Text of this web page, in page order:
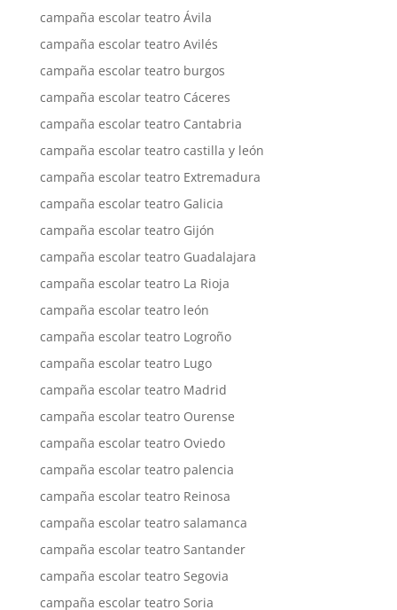
campaña escolar teatro Ávila
campaña escolar teatro Avilés
campaña escolar teatro burgos
campaña escolar teatro Cáceres
campaña escolar teatro Cantabria
campaña escolar teatro castilla y león
campaña escolar teatro Extremadura
campaña escolar teatro Galicia
campaña escolar teatro Gijón
campaña escolar teatro Guadalajara
campaña escolar teatro La Rioja
campaña escolar teatro león
campaña escolar teatro Logroño
campaña escolar teatro Lugo
campaña escolar teatro Madrid
campaña escolar teatro Ourense
campaña escolar teatro Oviedo
campaña escolar teatro palencia
campaña escolar teatro Reinosa
campaña escolar teatro salamanca
campaña escolar teatro Santander
campaña escolar teatro Segovia
campaña escolar teatro Soria